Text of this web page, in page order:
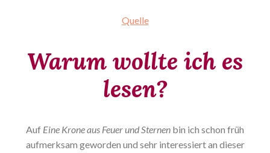
Quelle
Warum wollte ich es
lesen?
Auf Eine Krone aus Feuer und Sternen bin ich schon früh
aufmerksam geworden und sehr interessiert an dieser